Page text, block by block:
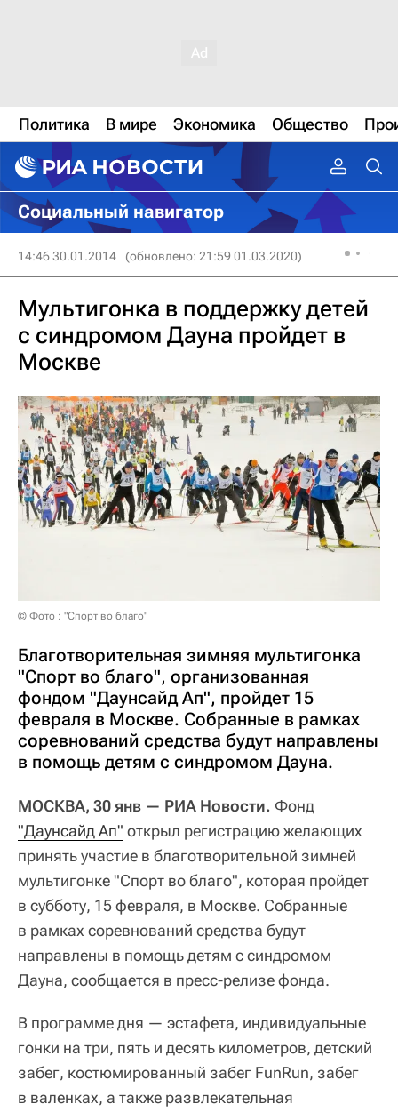
Политика В мире Экономика Общество
Социальный навигатор
14:46 30.01.2014 (обновлено: 21:59 01.03.2020)
Мультигонка в поддержку детей
с синдромом Дауна пройдет в
Москве
© Фото : "Спорт во благо"
Благотворительная зимняя мультигонка
"Спорт во благо", организованная
фондом "Даунсайд Ап", пройдет 15
февраля в Москве. Собранные в рамках
соревнований средства будут направлены
в помощь детям с синдромом Дауна.
МОСКВА, 30 янв — РИА Новости. Фонд
"Даунсайд Ап" открыл регистрацию желающих
принять участие в благотворительной зимней
мультигонке "Спорт во благо", которая пройдет
в субботу, 15 февраля, в Москве. Собранные
в рамках соревнований средства будут
направлены в помощь детям с синдромом
Дауна, сообщается в пресс-релизе фонда.
В программе дня — эстафета, индивидуальные
гонки на три, пять и десять километров, детский
забег, костюмированный забег FunRun, забег
в валенках, а также развлекательная